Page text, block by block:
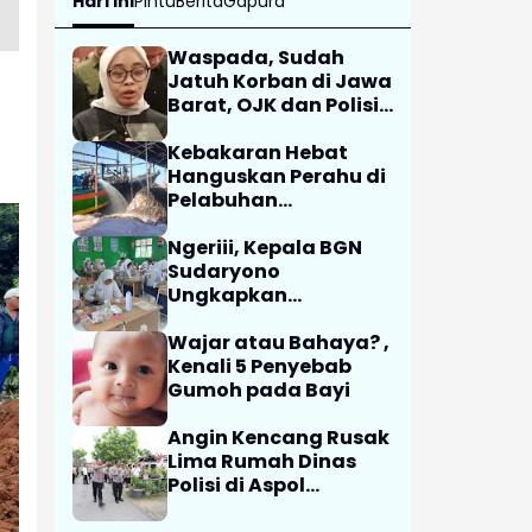
Waspada, Sudah
Jatuh Korban di Jawa
Barat, OJK dan Polisi
Penipuan Modus Titip
Limit Paylater
Kebakaran Hebat
Hanguskan Perahu di
Pelabuhan
Indramayu
Ngeriii, Kepala BGN
Sudaryono
Ungkapkan
Juta Data Ganda
Siswa Penerima MBG
Wajar atau Bahaya? ,
Kenali 5 Penyebab
Gumoh pada Bayi
Angin Kencang Rusak
Lima Rumah Dinas
Polisi di Aspol